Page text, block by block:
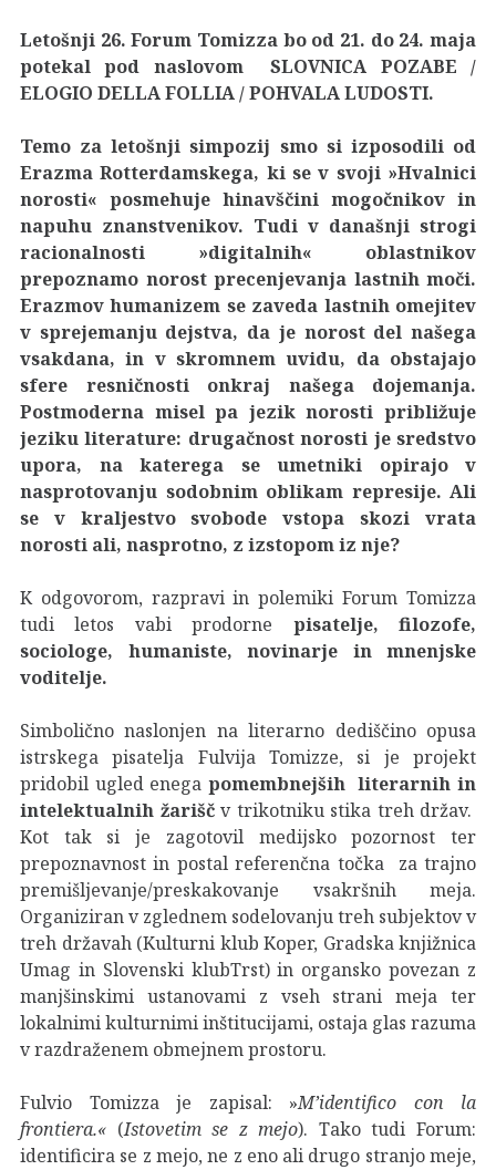
Letošnji 26. Forum Tomizza bo od 21. do 24. maja
potekal pod naslovom SLOVNICA POZABE /
ELOGIO DELLA FOLLIA / POHVALA LUDOSTI.
Temo za letošnji simpozij smo si izposodili od
Erazma Rotterdamskega, ki se v svoji »Hvalnici
norosti« posmehuje hinavščini mogočnikov in
napuhu znanstvenikov. Tudi v današnji strogi
racionalnosti »digitalnih« oblastnikov
prepoznamo norost precenjevanja lastnih moči.
Erazmov humanizem se zaveda lastnih omejitev
v sprejemanju dejstva, da je norost del našega
vsakdana, in v skromnem uvidu, da obstajajo
sfere resničnosti onkraj našega dojemanja.
Postmoderna misel pa jezik norosti približuje
jeziku literature: drugačnost norosti je sredstvo
upora, na katerega se umetniki opirajo v
nasprotovanju sodobnim oblikam represije. Ali
se v kraljestvo svobode vstopa skozi vrata
norosti ali, nasprotno, z izstopom iz nje?
K odgovorom, razpravi in polemiki Forum Tomizza
tudi letos vabi prodorne pisatelje, filozofe,
sociologe, humaniste, novinarje in mnenjske
voditelje.
Simbolično naslonjen na literarno dediščino opusa
istrskega pisatelja Fulvija Tomizze, si je projekt
pridobil ugled enega pomembnejših literarnih in
intelektualnih žarišč v trikotniku stika treh držav.
Kot tak si je zagotovil medijsko pozornost ter
prepoznavnost in postal referenčna točka za trajno
premišljevanje/preskakovanje vsakršnih meja.
Organiziran v zglednem sodelovanju treh subjektov v
treh državah (Kulturni klub Koper, Gradska knjižnica
Umag in Slovenski klubTrst) in organsko povezan z
manjšinskimi ustanovami z vseh strani meja ter
lokalnimi kulturnimi inštitucijami, ostaja glas razuma
v razdraženem obmejnem prostoru.
Fulvio Tomizza je zapisal: »M’identifico con la
frontiera.« (Istovetim se z mejo). Tako tudi Forum:
identificira se z mejo, ne z eno ali drugo stranjo meje,